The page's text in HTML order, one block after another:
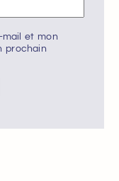
mail et mon
prochain